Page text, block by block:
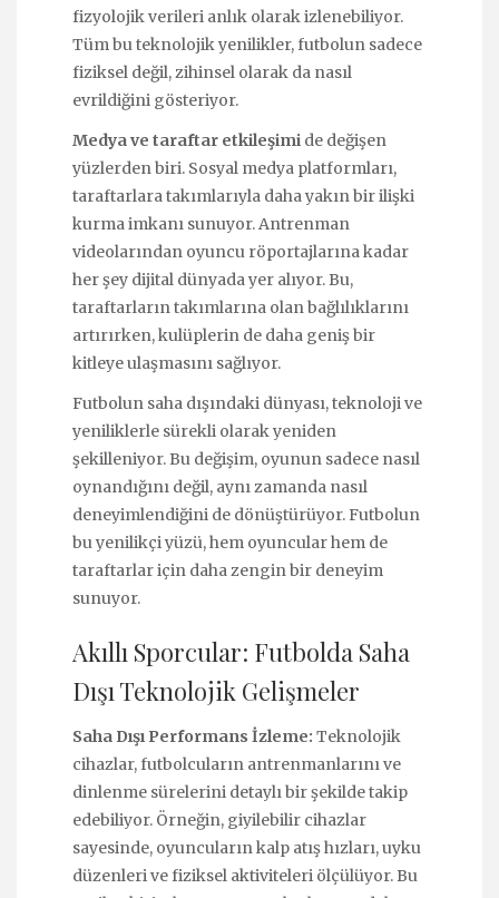
fizyolojik verileri anlık olarak izlenebiliyor.
Tüm bu teknolojik yenilikler, futbolun sadece
fiziksel değil, zihinsel olarak da nasıl
evrildiğini gösteriyor.
Medya ve taraftar etkileşimi de değişen
yüzlerden biri. Sosyal medya platformları,
taraftarlara takımlarıyla daha yakın bir ilişki
kurma imkanı sunuyor. Antrenman
videolarından oyuncu röportajlarına kadar
her şey dijital dünyada yer alıyor. Bu,
taraftarların takımlarına olan bağlılıklarını
artırırken, kulüplerin de daha geniş bir
kitleye ulaşmasını sağlıyor.
Futbolun saha dışındaki dünyası, teknoloji ve
yeniliklerle sürekli olarak yeniden
şekilleniyor. Bu değişim, oyunun sadece nasıl
oynandığını değil, aynı zamanda nasıl
deneyimlendiğini de dönüştürüyor. Futbolun
bu yenilikçi yüzü, hem oyuncular hem de
taraftarlar için daha zengin bir deneyim
sunuyor.
Akıllı Sporcular: Futbolda Saha
Dışı Teknolojik Gelişmeler
Saha Dışı Performans İzleme: Teknolojik
cihazlar, futbolcuların antrenmanlarını ve
dinlenme sürelerini detaylı bir şekilde takip
edebiliyor. Örneğin, giyilebilir cihazlar
sayesinde, oyuncuların kalp atış hızları, uyku
düzenleri ve fiziksel aktiviteleri ölçülüyor. Bu